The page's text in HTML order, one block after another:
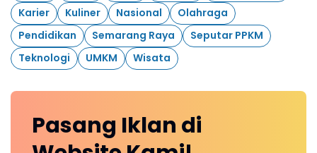
Karier
Kuliner Nasional
Olahraga
Pendidikan
Semarang Raya
Seputar PPKM
Teknologi
UMKM Wisata
Pasang Iklan di